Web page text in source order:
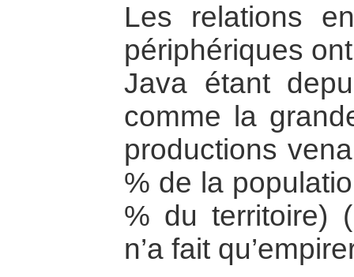
Les relations
périphériques
Java étant
comme la
productions
% de la
% du territoire)
n’a fait